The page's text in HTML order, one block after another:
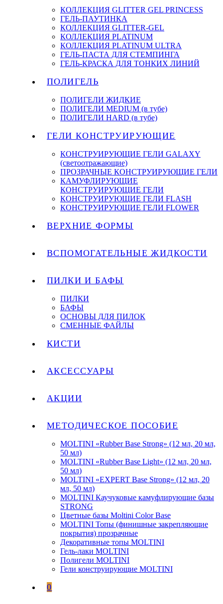
КОЛЛЕКЦИЯ GLITTER GEL PRINCESS
ГЕЛЬ-ПАУТИНКА
КОЛЛЕКЦИЯ GLITTER-GEL
КОЛЛЕКЦИЯ PLATINUM
КОЛЛЕКЦИЯ PLATINUM ULTRA
ГЕЛЬ-ПАСТА ДЛЯ СТЕМПИНГА
ГЕЛЬ-КРАСКА ДЛЯ ТОНКИХ ЛИНИЙ
ПОЛИГЕЛЬ
ПОЛИГЕЛИ ЖИДКИЕ
ПОЛИГЕЛИ MEDIUM (в тубе)
ПОЛИГЕЛИ HARD (в тубе)
ГЕЛИ КОНСТРУИРУЮЩИЕ
КОНСТРУИРУЮЩИЕ ГЕЛИ GALAXY
(светоотражающие)
ПРОЗРАЧНЫЕ КОНСТРУИРУЮЩИЕ ГЕЛИ
КАМУФЛИРУЮЩИЕ
КОНСТРУИРУЮЩИЕ ГЕЛИ
КОНСТРУИРУЮЩИЕ ГЕЛИ FLASH
КОНСТРУИРУЮЩИЕ ГЕЛИ FLOWER
ВЕРХНИЕ ФОРМЫ
ВСПОМОГАТЕЛЬНЫЕ ЖИДКОСТИ
ПИЛКИ И БАФЫ
ПИЛКИ
БАФЫ
ОСНОВЫ ДЛЯ ПИЛОК
СМЕННЫЕ ФАЙЛЫ
КИСТИ
АКСЕССУАРЫ
АКЦИИ
МЕТОДИЧЕСКОЕ ПОСОБИЕ
MOLTINI «Rubber Base Strong» (12 мл, 20 мл,
50 мл)
MOLTINI «Rubber Base Light» (12 мл, 20 мл,
50 мл)
MOLTINI «EXPERT Base Strong» (12 мл, 20
мл, 50 мл)
MOLTINI Каучуковые камуфлирующие базы
STRONG
Цветные базы Moltini Color Base
MOLTINI Топы (финишные закрепляющие
покрытия) прозрачные
Декоративные топы MOLTINI
Гель-лаки MOLTINI
Полигели MOLTINI
Гели конструирующие MOLTINI
0